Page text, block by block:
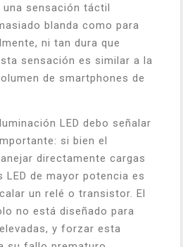
sensación táctil
blanda como para
ni tan dura que
sensación es similar a la
de smartphones de
LED debo señalar
si bien el
directamente cargas
LED de mayor potencia es
un relé o transistor. El
no está diseñado para
y forzar esta